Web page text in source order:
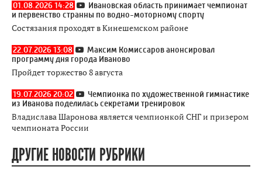
01.08.2026 14:28
Ивановская область принимает чемпионат
и первенство странны по водно-моторному спорту
Состязания проходят в Кинешемском районе
22.07.2026 13:08
Максим Комиссаров анонсировал
программу дня города Иваново
Пройдет торжество 8 августа
19.07.2026 20:02
Чемпионка по художественной гимнастике
из Иванова поделилась секретами тренировок
Владислава Шаронова является чемпионкой СНГ и призером
чемпионата России
ДРУГИЕ НОВОСТИ РУБРИКИ